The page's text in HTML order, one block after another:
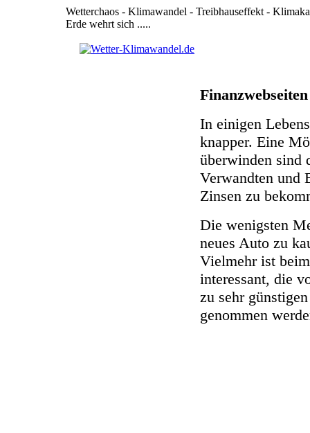
Wetterchaos - Klimawandel - Treibhauseffekt -
Erde wehrt sich .....
Finanzwebseiten
In einigen
knapper. Eine
überwinden sind
Verwandten und
Zinsen zu
Die wenigsten
neues Auto zu
Vielmehr ist
interessant, die
zu sehr
genommen